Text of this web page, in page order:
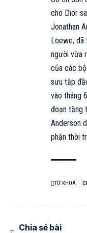
cho Dior
Jonathan
Loewe, đã
người vừa
của các
sưu tập
vào tháng
đoạn tăng
Anderson
phận thời
TỪ KHOÁ
Chia sẻ bài